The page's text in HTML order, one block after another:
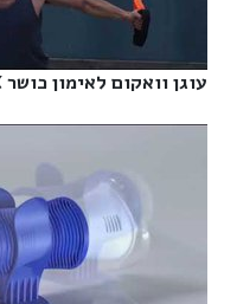
עוגן וואקום לאימון כושר TRX - גרבו‎